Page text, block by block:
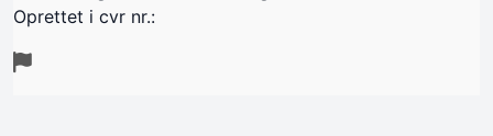
Oprettet i cvr nr.: